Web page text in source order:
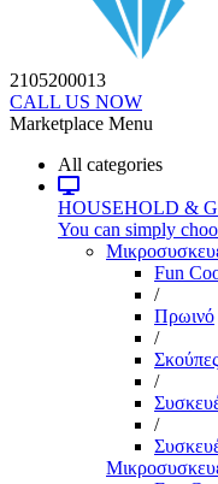
2105200013
CALL US NOW
Marketplace Menu
All categories
HOUSEHOLD &
You can simply
Fun
/
Πρωινό
/
Σκούπες
/
/